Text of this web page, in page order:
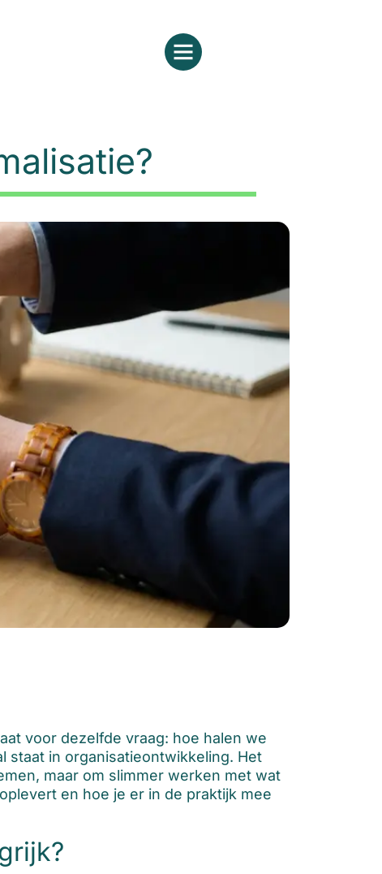
voor dezelfde vraag: hoe halen we
staat in organisatieontwikkeling. Het
maar om slimmer werken met wat
en hoe je er in de praktijk mee